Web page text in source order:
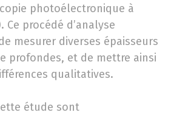
photoélectronique à
Ce procédé d’analyse
mesurer diverses épaisseurs
profondes, et de mettre ainsi
qualitatives.
étude sont